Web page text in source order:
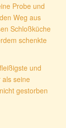
Probe und
Weg aus
Schloßküche
schenkte
und
als seine
gestorben